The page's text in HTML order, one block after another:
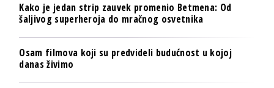
Kako je jedan strip zauvek promenio Betmena: Od
šaljivog superheroja do mračnog osvetnika
Osam filmova koji su predvideli budućnost u kojoj
danas živimo